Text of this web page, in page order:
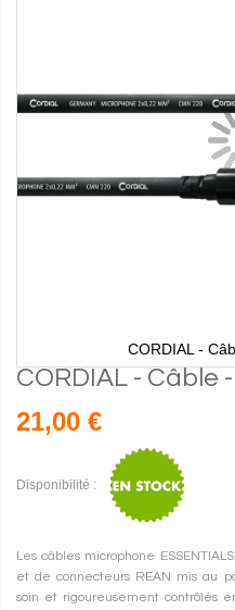
CORDIAL -
CORDIAL - Câble
21,00 €
Disponibilité :
Les câbles microphone
et de connecteurs REAN mis au
soin et rigoureusement contrôlés